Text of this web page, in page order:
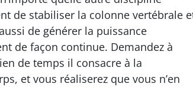
de stabiliser la colonne vertébrale
de générer la puissance
de façon continue. Demandez à
de temps il consacre à la
et vous réaliserez que vous n’en